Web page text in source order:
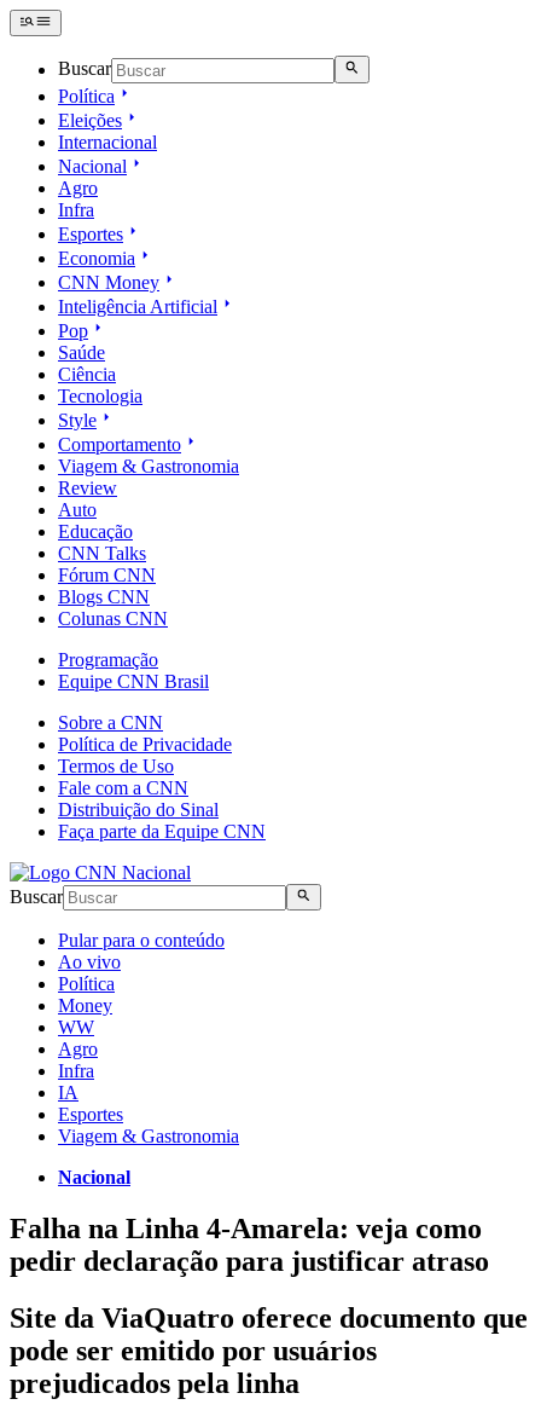
Buscar
Política
Eleições
Internacional
Nacional
Agro
Infra
Esportes
Economia
CNN Money
Inteligência Artificial
Pop
Saúde
Ciência
Tecnologia
Style
Comportamento
Viagem & Gastronomia
Review
Auto
Educação
CNN Talks
Fórum CNN
Blogs CNN
Colunas CNN
Programação
Equipe CNN Brasil
Sobre a CNN
Política de Privacidade
Termos de Uso
Fale com a CNN
Distribuição do Sinal
Faça parte da Equipe CNN
Buscar
Pular para o conteúdo
Ao vivo
Política
Money
WW
Agro
Infra
IA
Esportes
Viagem & Gastronomia
Nacional
Falha na Linha 4-Amarela: veja como
pedir declaração para justificar atraso
Site da ViaQuatro oferece documento que
pode ser emitido por usuários
prejudicados pela linha